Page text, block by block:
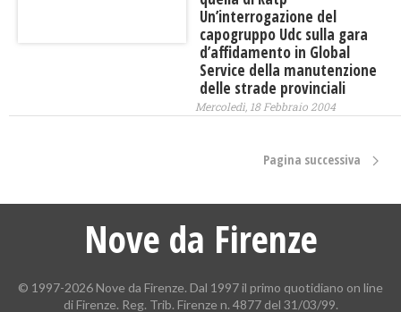
Un’interrogazione del
capogruppo Udc sulla gara
d’affidamento in Global
Service della manutenzione
delle strade provinciali
Mercoledì, 18 Febbraio 2004
Pagina successiva
Nove da Firenze
© 1997-2026 Nove da Firenze. Dal 1997 il primo quotidiano on line
di Firenze. Reg. Trib. Firenze n. 4877 del 31/03/99.